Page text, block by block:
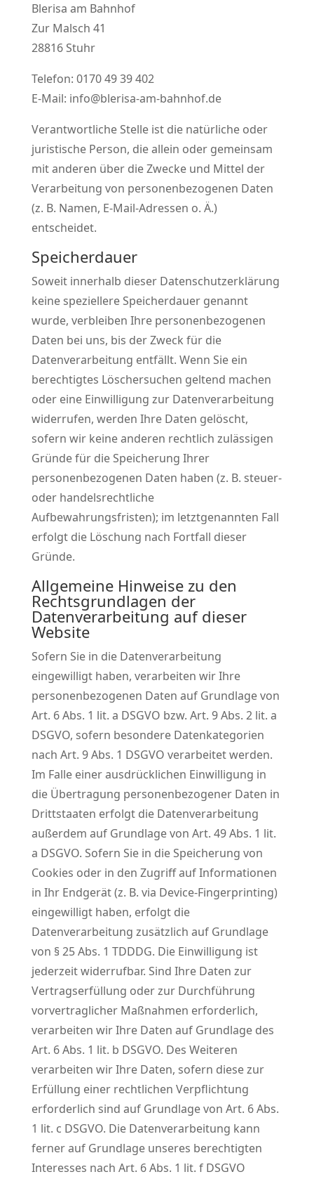
Blerisa am Bahnhof
Zur Malsch 41
28816 Stuhr
Telefon: 0170 49 39 402
E-Mail: info@blerisa-am-bahnhof.de
Verantwortliche Stelle ist die natürliche oder
juristische Person, die allein oder gemeinsam
mit anderen über die Zwecke und Mittel der
Verarbeitung von personenbezogenen Daten
(z. B. Namen, E-Mail-Adressen o. Ä.)
entscheidet.
Speicherdauer
Soweit innerhalb dieser Datenschutzerklärung
keine speziellere Speicherdauer genannt
wurde, verbleiben Ihre personenbezogenen
Daten bei uns, bis der Zweck für die
Datenverarbeitung entfällt. Wenn Sie ein
berechtigtes Löschersuchen geltend machen
oder eine Einwilligung zur Datenverarbeitung
widerrufen, werden Ihre Daten gelöscht,
sofern wir keine anderen rechtlich zulässigen
Gründe für die Speicherung Ihrer
personenbezogenen Daten haben (z. B. steuer-
oder handelsrechtliche
Aufbewahrungsfristen); im letztgenannten Fall
erfolgt die Löschung nach Fortfall dieser
Gründe.
Allgemeine Hinweise zu den
Rechtsgrundlagen der
Datenverarbeitung auf dieser
Website
Sofern Sie in die Datenverarbeitung
eingewilligt haben, verarbeiten wir Ihre
personenbezogenen Daten auf Grundlage von
Art. 6 Abs. 1 lit. a DSGVO bzw. Art. 9 Abs. 2 lit. a
DSGVO, sofern besondere Datenkategorien
nach Art. 9 Abs. 1 DSGVO verarbeitet werden.
Im Falle einer ausdrücklichen Einwilligung in
die Übertragung personenbezogener Daten in
Drittstaaten erfolgt die Datenverarbeitung
außerdem auf Grundlage von Art. 49 Abs. 1 lit.
a DSGVO. Sofern Sie in die Speicherung von
Cookies oder in den Zugriff auf Informationen
in Ihr Endgerät (z. B. via Device-Fingerprinting)
eingewilligt haben, erfolgt die
Datenverarbeitung zusätzlich auf Grundlage
von § 25 Abs. 1 TDDDG. Die Einwilligung ist
jederzeit widerrufbar. Sind Ihre Daten zur
Vertragserfüllung oder zur Durchführung
vorvertraglicher Maßnahmen erforderlich,
verarbeiten wir Ihre Daten auf Grundlage des
Art. 6 Abs. 1 lit. b DSGVO. Des Weiteren
verarbeiten wir Ihre Daten, sofern diese zur
Erfüllung einer rechtlichen Verpflichtung
erforderlich sind auf Grundlage von Art. 6 Abs.
1 lit. c DSGVO. Die Datenverarbeitung kann
ferner auf Grundlage unseres berechtigten
Interesses nach Art. 6 Abs. 1 lit. f DSGVO